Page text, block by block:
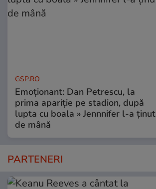
GSP.RO
Emoționant: Dan Petrescu, la
prima apariție pe stadion, după
lupta cu boala » Jennnifer l-a ținut
de mână
PARTENERI